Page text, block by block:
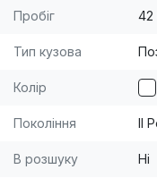
Пробіг 42
Тип кузова
Колір
Покоління II
В розшуку Ні